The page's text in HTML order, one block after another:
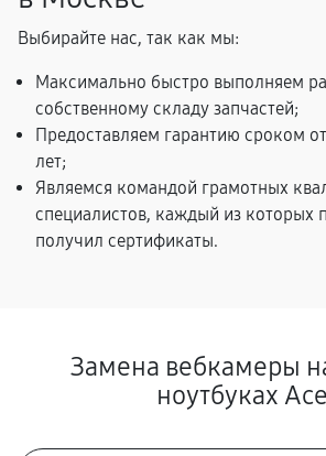
Выбирайте нас, так как мы:
Максимально быстро выполняем
собственному складу запчастей;
Предоставляем гарантию сроком
лет;
Являемся командой грамотных
специалистов, каждый из которых
получил сертификаты.
Замена вебкамеры
ноутбуках